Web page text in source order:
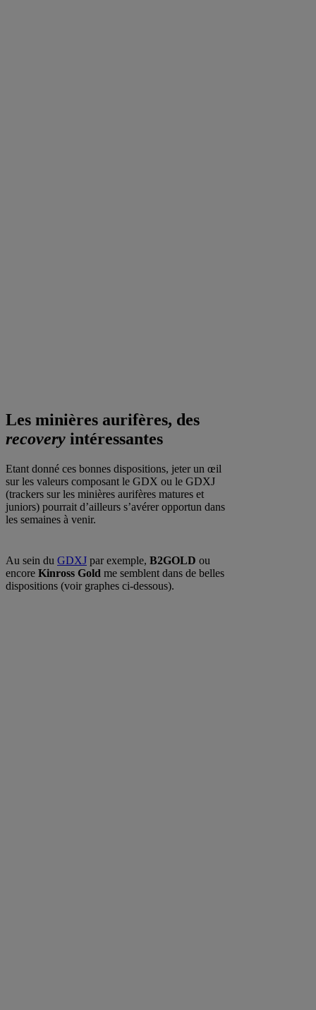
Les minières aurifères, des
recovery intéressantes
Etant donné ces bonnes dispositions, jeter un œil
sur les valeurs composant le GDX ou le GDXJ
(trackers sur les minières aurifères matures et
juniors) pourrait d’ailleurs s’avérer opportun dans
les semaines à venir.
Au sein du GDXJ par exemple, B2GOLD ou
encore Kinross Gold me semblent dans de belles
dispositions (voir graphes ci-dessous).